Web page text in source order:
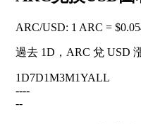
ARC/USD: 1 ARC =
過去 1D，ARC 兌 USD
1D7D1M3M1YALL
----
--